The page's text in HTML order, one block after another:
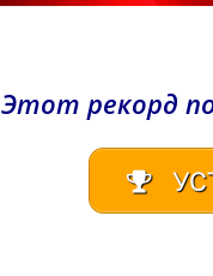
Этот рекорд